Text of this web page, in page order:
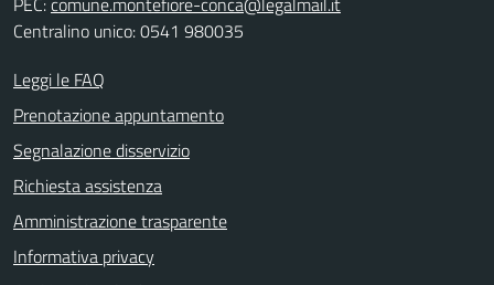
Centralino unico: 0541 980035
Leggi le FAQ
Prenotazione appuntamento
Segnalazione disservizio
Richiesta assistenza
Amministrazione trasparente
Informativa privacy